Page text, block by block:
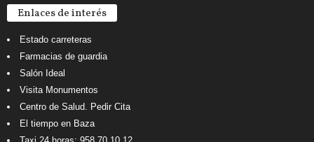
Enlaces de interés
Estado carreteras
Farmacias de guardia
Salón Ideal
Visita Monumentos
Centro de Salud. Pedir Cita
El tiempo en Baza